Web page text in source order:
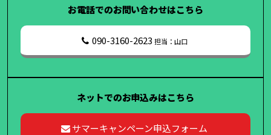
お電話でのお問い合わせはこちら
090-3160-2623 担当：山口
ネットでのお申込みはこちら
サマーキャンペーン申込フォーム